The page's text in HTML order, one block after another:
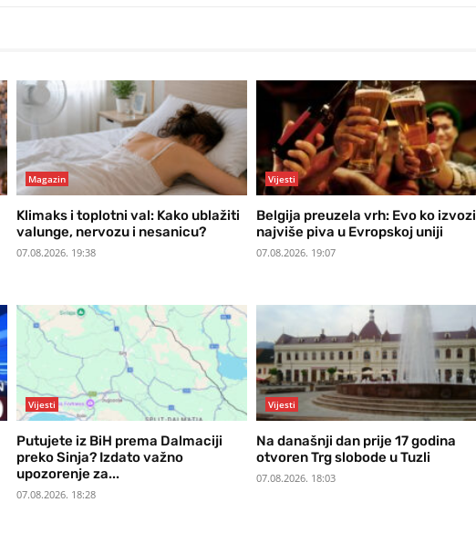
Magazin
Klimaks i toplotni val: Kako ublažiti
valunge, nervozu i nesanicu?
07.08.2026. 19:38
Vijesti
Belgija preuzela vrh: Evo ko izvozi
najviše piva u Evropskoj uniji
07.08.2026. 19:07
Vijesti
Putujete iz BiH prema Dalmaciji
preko Sinja? Izdato važno
upozorenje za...
07.08.2026. 18:28
Vijesti
Na današnji dan prije 17 godina
otvoren Trg slobode u Tuzli
07.08.2026. 18:03